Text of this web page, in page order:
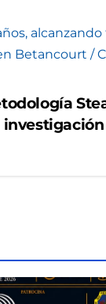
Betancourt /
investigación